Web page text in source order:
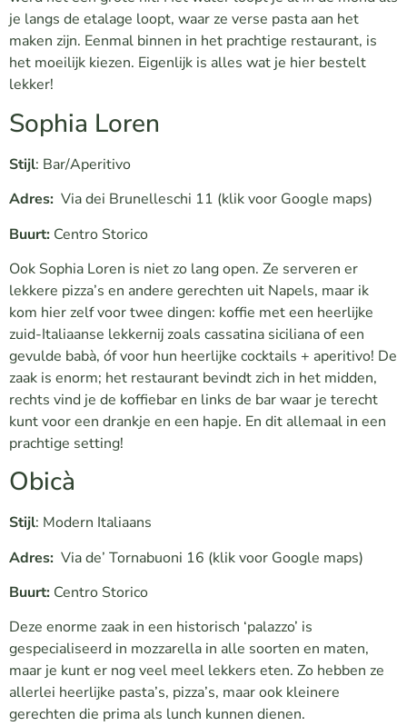
je langs de etalage loopt, waar ze verse pasta aan het
maken zijn. Eenmal binnen in het prachtige restaurant, is
het moeilijk kiezen. Eigenlijk is alles wat je hier bestelt
lekker!
Sophia Loren
Stijl: Bar/Aperitivo
Adres: Via dei Brunelleschi 11 (klik voor Google maps)
Buurt: Centro Storico
Ook Sophia Loren is niet zo lang open. Ze serveren er
lekkere pizza’s en andere gerechten uit Napels, maar ik
kom hier zelf voor twee dingen: koffie met een heerlijke
zuid-Italiaanse lekkernij zoals cassatina siciliana of een
gevulde babà, óf voor hun heerlijke cocktails + aperitivo! De
zaak is enorm; het restaurant bevindt zich in het midden,
rechts vind je de koffiebar en links de bar waar je terecht
kunt voor een drankje en een hapje. En dit allemaal in een
prachtige setting!
Obicà
Stijl: Modern Italiaans
Adres: Via de’ Tornabuoni 16 (klik voor Google maps)
Buurt: Centro Storico
Deze enorme zaak in een historisch ‘palazzo’ is
gespecialiseerd in mozzarella in alle soorten en maten,
maar je kunt er nog veel meel lekkers eten. Zo hebben ze
allerlei heerlijke pasta’s, pizza’s, maar ook kleinere
gerechten die prima als lunch kunnen dienen.